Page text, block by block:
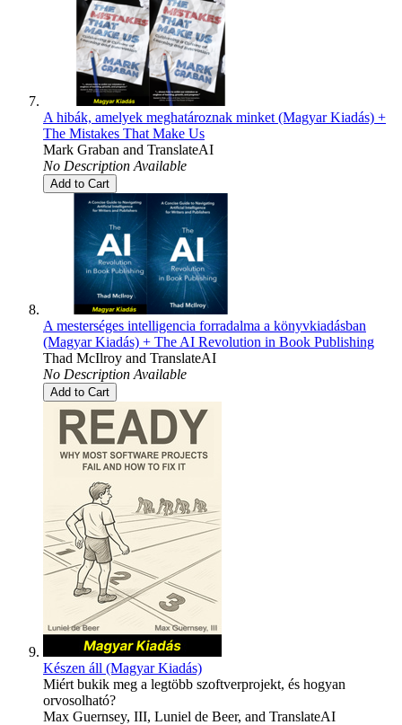
A hibák, amelyek meghatároznak minket (Magyar Kiadás) +
The Mistakes That Make Us
Mark Graban and TranslateAI
No Description Available
Add to Cart
A mesterséges intelligencia forradalma a könyvkiadásban
(Magyar Kiadás) + The AI Revolution in Book Publishing
Thad McIlroy and TranslateAI
No Description Available
Add to Cart
Készen áll (Magyar Kiadás)
Miért bukik meg a legtöbb szoftverprojekt, és hogyan
orvosolható?
Max Guernsey, III, Luniel de Beer, and TranslateAI